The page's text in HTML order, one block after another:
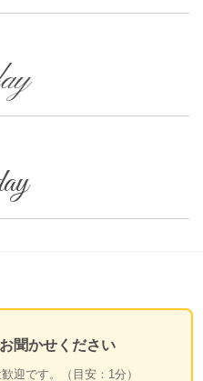
聞かせください
迎です。（目安：1分）